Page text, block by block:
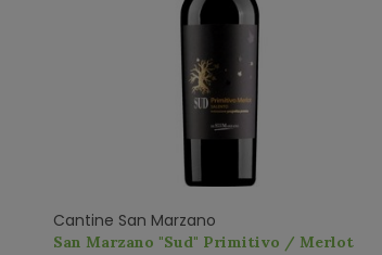
Cantine San Marzano
San Marzano "Sud" Primitivo / Merlot